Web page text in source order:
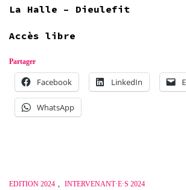
La Halle – Dieulefit
Accès libre
Partager
Facebook LinkedIn
WhatsApp
EDITION 2024 , INTERVENANT·E·S 2024